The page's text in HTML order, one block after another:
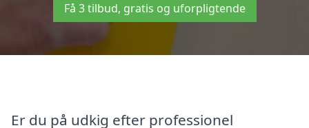
Få 3 tilbud, gratis og uforpligtende
Er du på udkig efter professionel